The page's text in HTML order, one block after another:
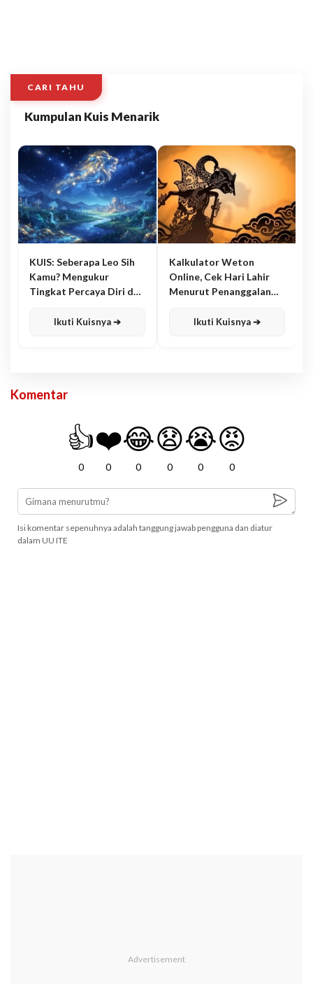
CARI TAHU
Kumpulan Kuis Menarik
KUIS: Seberapa Leo Sih
Kamu? Mengukur
Tingkat Percaya Diri dan
Ikuti Kuisnya ➔
Kalkulator Weton
Online, Cek Hari Lahir
Menurut Penanggalan
Ikuti Kuisnya ➔
Komentar
👍
0
❤️
0
😂
0
😧
0
😭
0
😡
0
Isi komentar sepenuhnya adalah tanggung jawab pengguna dan diatur
dalam UU ITE